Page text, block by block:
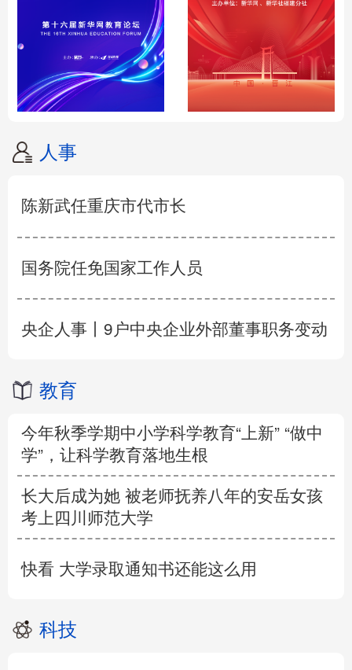
人事
陈新武任重庆市代市长
国务院任免国家工作人员
央企人事丨9户中央企业外部董事职务变动
教育
今年秋季学期中小学科学教育“上新” “做中
学”，让科学教育落地生根
长大后成为她 被老师抚养八年的安岳女孩
考上四川师范大学
快看 大学录取通知书还能这么用
科技